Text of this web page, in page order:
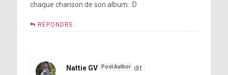
chaque chanson de son album. :D
RÉPONDRE
Nattie GV dit :